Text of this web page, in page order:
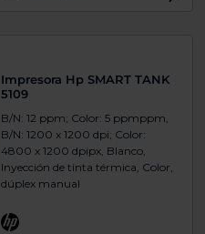
Impresora Hp SMART TANK
5109
B/N: 12 ppm; Color: 5 ppmppm,
B/N: 1200 x 1200 dpi; Color:
4800 x 1200 dpipx, Blanco,
Inyección de tinta térmica, Color,
dúplex manual